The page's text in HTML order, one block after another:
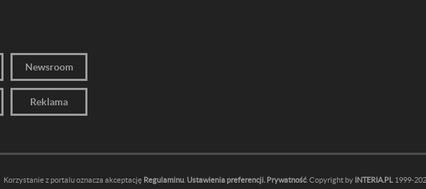
Newsroom
Reklama
Korzystanie z portalu oznacza akceptację Regulaminu Ustawienia preferencji. Prywatność. Copyright by INTERIA.PL 1999-